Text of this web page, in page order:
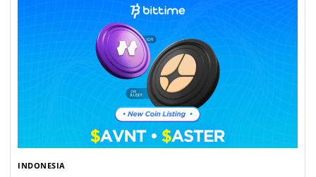
INDONESIA